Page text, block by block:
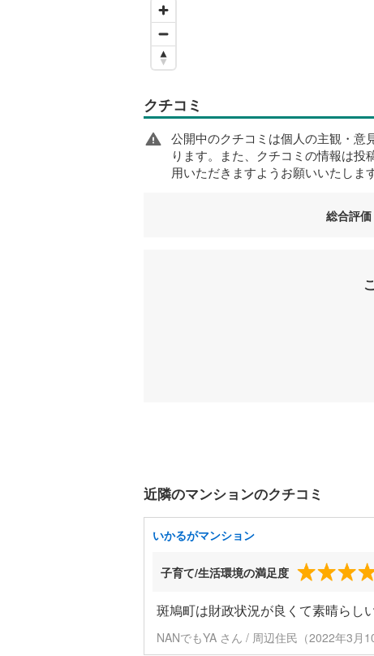
クチコミ
公開中のクチコミは個人の主観・意
ります。また、クチコミの情報は
用いただきますようお願いいたします
総合評価
近隣のマンションのクチコミ
いかるがマンション
子育て/生活環境の満足度
斑鳩町は財政状況が良くて素晴らし
NANでもYA さん / 周辺住民（2022年3月